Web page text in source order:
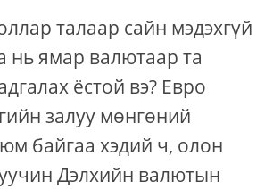
талаар сайн мэдэхгүй
нь ямар валютаар та
ёстой вэ? Евро
залуу мөнгөний
байгаа хэдий ч, олон
Дэлхийн валютын